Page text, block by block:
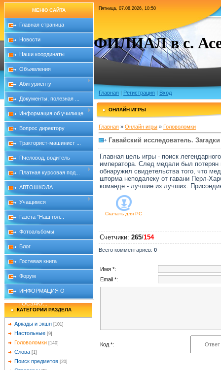
МЕНЮ САЙТА
Главная страница
Новости
Наши координаты
Объявления
Абитуриенту
Документы, полезная ...
Информация об училище
Вопрос директору
Тракторист-машинист ...
Пчеловод, водитель
Платная курсовая под...
АВТОШКОЛА
Учащимся
Газета "Наш гол...
Фотоальбомы
Блог
Гостевая книга
Форум
ИНФОРМАЦИЯ О
ГОСЗАКУ...
КАТЕГОРИИ РАЗДЕЛА
Аркады и экшн [101]
Настольные [9]
Головоломки [140]
Слова [1]
Поиск предметов [20]
Пятница, 07.08.2026, 10:50
ФИЛИАЛ в с.
Главная | Регистрация | Вход
ОНЛАЙН ИГРЫ
Главная » Онлайн игры » Головоломки
Гавайский исследователь.
Главная цель игры - поиск
императора. След медали был
обнаружил свидетельства того, что
шторма неподалеку от гавани Перл-
команде - лучшие из лучших.
Скачать для PC
Счетчики: 265/154
Всего комментариев: 0
Имя *:
Email *:
Код *: